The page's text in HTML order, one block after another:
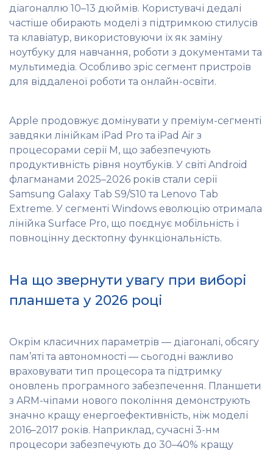
діагоналлю 10–13 дюймів. Користувачі дедалі
частіше обирають моделі з підтримкою стилусів
та клавіатур, використовуючи їх як заміну
ноутбуку для навчання, роботи з документами та
мультимедіа. Особливо зріс сегмент пристроїв
для віддаленої роботи та онлайн-освіти.
Apple продовжує домінувати у преміум-сегменті
завдяки лінійкам iPad Pro та iPad Air з
процесорами серії M, що забезпечують
продуктивність рівня ноутбуків. У світі Android
флагманами 2025–2026 років стали серії
Samsung Galaxy Tab S9/S10 та Lenovo Tab
Extreme. У сегменті Windows еволюцію отримала
лінійка Surface Pro, що поєднує мобільність і
повноцінну десктопну функціональність.
На що звернути увагу при виборі
планшета у 2026 році
Окрім класичних параметрів — діагоналі, обсягу
пам’яті та автономності — сьогодні важливо
враховувати тип процесора та підтримку
оновлень програмного забезпечення. Планшети
з ARM-чіпами нового покоління демонструють
значно кращу енергоефективність, ніж моделі
2016–2017 років. Наприклад, сучасні 3-нм
процесори забезпечують до 30–40% кращу